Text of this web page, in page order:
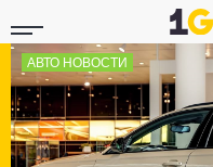
АВТО НОВОСТИ